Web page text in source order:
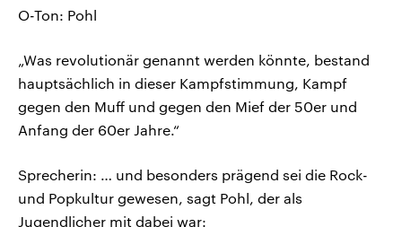
O-Ton: Pohl
„Was revolutionär genannt werden könnte, bestand
hauptsächlich in dieser Kampfstimmung, Kampf
gegen den Muff und gegen den Mief der 50er und
Anfang der 60er Jahre.“
Sprecherin: … und besonders prägend sei die Rock-
und Popkultur gewesen, sagt Pohl, der als
Jugendlicher mit dabei war: